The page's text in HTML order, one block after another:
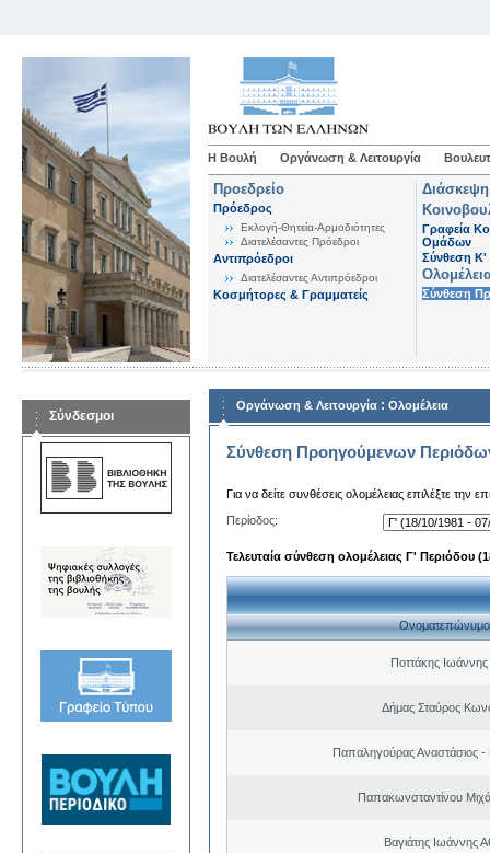
Η Βουλή Οργάνωση & Λειτουργία
Προεδρείο
Πρόεδρος
Εκλογή-Θητεία-Αρμοδιότητες
Διατελέσαντες Πρόεδροι
Αντιπρόεδροι
Διατελέσαντες Αντιπρόεδροι
Κοσμήτορες & Γραμματείς
Γραφεία
Ομάδων
Σύνθεση K'
Σύνθεση
Σύνδεσμοι
Οργάνωση & Λειτουργία : Ολομέλεια
Σύνθεση Προηγούμενων
Για να δείτε συνθέσεις ολομέλειας επιλέξτε την
Περίοδος:
Τελευταία σύνθεση ολομέλειας Γ' Περιόδου
Ονοματεπώνυμο
Ποττάκης
Δήμας Σταύρος
Παπαληγούρας Αναστάσιος -
Παπακωνσταντίνου
Βαγιάτης Ιωάννης